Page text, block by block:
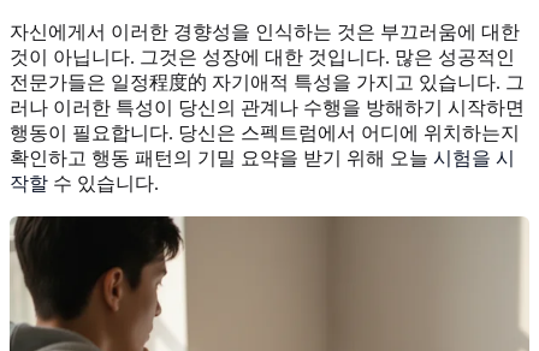
자신에게서 이러한 경향성을 인식하는 것은 부끄러움에 대한
것이 아닙니다. 그것은 성장에 대한 것입니다. 많은 성공적인
전문가들은 일정程度的 자기애적 특성을 가지고 있습니다. 그
러나 이러한 특성이 당신의 관계나 수행을 방해하기 시작하면
행동이 필요합니다. 당신은 스펙트럼에서 어디에 위치하는지
확인하고 행동 패턴의 기밀 요약을 받기 위해 오늘 시험을 시
작할 수 있습니다.